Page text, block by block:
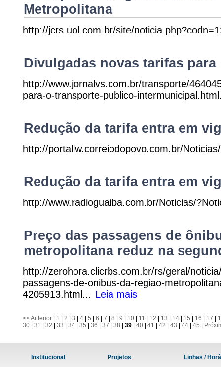
Metropolitana
http://jcrs.uol.com.br/site/
Divulgadas novas tarifas
http://www.jornalvs.com.br/transporte/
para-o-transporte-publico-
Redução da tarifa entra em
http://portallw.correiodopovo.com.br/
Redução da tarifa entra em
http://www.radioguaiba.com.br/Noticias/
Preço das passagens de
metropolitana reduz na
http://zerohora.clicrbs.com.br/rs/geral/
passagens-de-onibus-da-regiao-
4205913.html... Leia mais
<<Anterior 1 2 3 4 5 6 7 8 9 10 11 12 13 14 15 16 17
30
31 32 33 34 35 36 37 38 39 40 41 42 43 44 45
Institucional Projetos Linhas /